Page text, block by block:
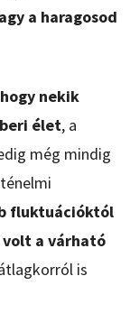
a haragosod
nekik
élet, a
még mindig
fluktuációktól
a várható
is